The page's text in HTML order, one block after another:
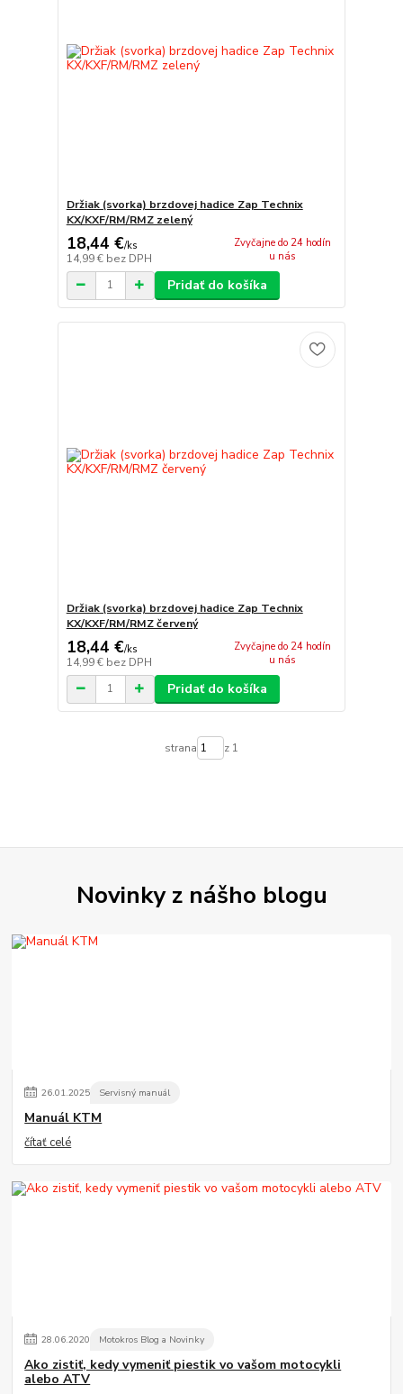
Držiak (svorka) brzdovej hadice Zap Technix
KX/KXF/RM/RMZ zelený
18,44 €/ks
14,99 € bez DPH
Zvyčajne do 24 hodín
u nás
Pridať do košíka
Držiak (svorka) brzdovej hadice Zap Technix
KX/KXF/RM/RMZ červený
18,44 €/ks
14,99 € bez DPH
Zvyčajne do 24 hodín
u nás
Pridať do košíka
strana z 1
Novinky z nášho blogu
26.01.2025 Servisný manuál
Manuál KTM
čítať celé
28.06.2020 Motokros Blog a Novinky
Ako zistiť, kedy vymeniť piestik vo vašom motocykli
alebo ATV